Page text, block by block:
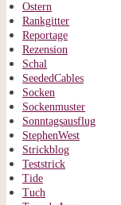
Ostern
Rankgitter
Reportage
Rezension
Schal
SeededCables
Socken
Sockenmuster
Sonntagsausflug
StephenWest
Strickblog
Teststrick
Tide
Tuch